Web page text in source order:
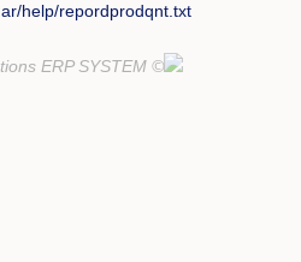
ar/help/repordprodqnt.txt